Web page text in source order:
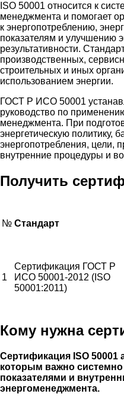
ISO 50001 относится к
менеджмента и помогает
к энергопотреблению,
показателям и улучшению
результативности.
производственных,
строительных и иных
использованием энергии.
ГОСТ Р ИСО 50001
руководство по
менеджмента. При
энергетическую политику,
энергопотребления, цели,
внутренние процедуры и
Получить
№ Стандарт
1
Сертификация ГОСТ Р
ИСО 50001-2012 (ISO
50001:2011)
Кому нужна
Сертификация ISO 50001
которым важно
показателями и
энергоменеджмента.